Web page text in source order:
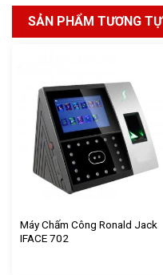
SẢN PHẨM TƯƠNG TỰ
Máy Chấm Công Ronald Jack
IFACE 702